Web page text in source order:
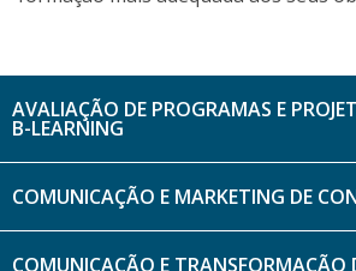
AVALIAÇÃO DE PROGRAMAS E
B-LEARNING
COMUNICAÇÃO E MARKETING DE
COMUNICAÇÃO E TRANSFORMAÇÃO